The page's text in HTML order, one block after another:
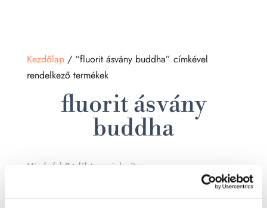
Kezdőlap/ “fluorit ásvány buddha” címkével
rendelkező termékek
fluorit ásvány
buddha
Mind a(z) 2 találat megjelenítve
latest